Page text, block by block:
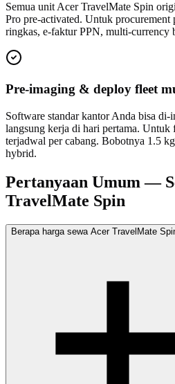
Semua unit Acer TravelMate Spin
Pro pre-activated. Untuk procurement
ringkas, e-faktur PPN, multi-currency
Pre-imaging & deploy fleet
Software standar kantor Anda bisa
langsung kerja di hari pertama.
terjadwal per cabang. Bobotnya 1.5
hybrid.
Pertanyaan Umum —
TravelMate Spin
Berapa harga sewa Acer TravelMate